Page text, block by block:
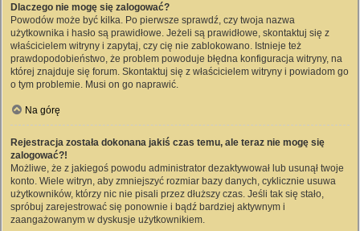
Dlaczego nie mogę się zalogować?
Powodów może być kilka. Po pierwsze sprawdź, czy twoja nazwa
użytkownika i hasło są prawidłowe. Jeżeli są prawidłowe, skontaktuj się z
właścicielem witryny i zapytaj, czy cię nie zablokowano. Istnieje też
prawdopodobieństwo, że problem powoduje błędna konfiguracja witryny, na
której znajduje się forum. Skontaktuj się z właścicielem witryny i powiadom go
o tym problemie. Musi on go naprawić.
Na górę
Rejestracja została dokonana jakiś czas temu, ale teraz nie mogę się
zalogować?!
Możliwe, że z jakiegoś powodu administrator dezaktywował lub usunął twoje
konto. Wiele witryn, aby zmniejszyć rozmiar bazy danych, cyklicznie usuwa
użytkowników, którzy nic nie pisali przez dłuższy czas. Jeśli tak się stało,
spróbuj zarejestrować się ponownie i bądź bardziej aktywnym i
zaangażowanym w dyskusje użytkownikiem.